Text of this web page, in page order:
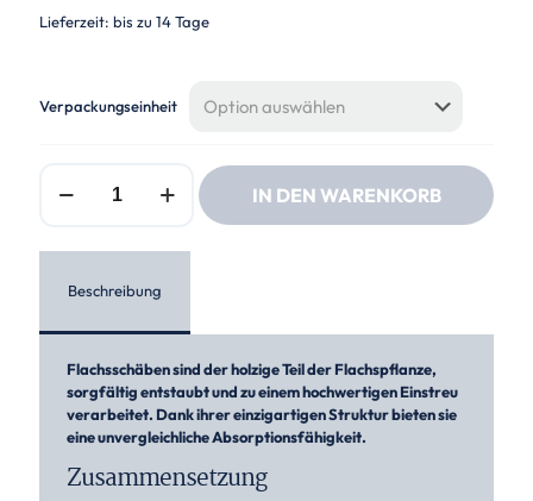
Lieferzeit: bis zu 14 Tage
Verpackungseinheit
Leinstroh
IN DEN WARENKORB
Beschreibung
Flachsschäben sind der holzige Teil der Flachspflanze,
sorgfältig entstaubt und zu einem hochwertigen Einstreu
verarbeitet. Dank ihrer einzigartigen Struktur bieten sie
eine unvergleichliche Absorptionsfähigkeit.
Zusammensetzung